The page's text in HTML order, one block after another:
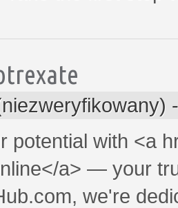
potential with <a
a> — your
we're